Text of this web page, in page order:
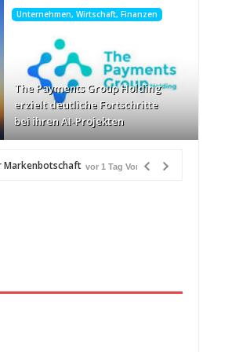
Unternehmen, Wirtschaft, Finanzen
The Payments Group Holding
erzielt deutliche Fortschritte
bei ihren AI-Projekten
Markenbotschaft vor 1 Tag Vorher